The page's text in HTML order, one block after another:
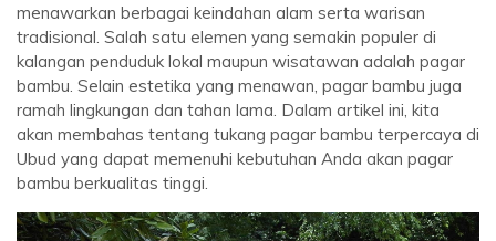
menawarkan berbagai keindahan alam serta warisan
tradisional. Salah satu elemen yang semakin populer di
kalangan penduduk lokal maupun wisatawan adalah pagar
bambu. Selain estetika yang menawan, pagar bambu juga
ramah lingkungan dan tahan lama. Dalam artikel ini, kita
akan membahas tentang tukang pagar bambu terpercaya di
Ubud yang dapat memenuhi kebutuhan Anda akan pagar
bambu berkualitas tinggi.